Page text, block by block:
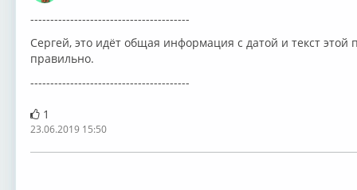
----------------------------------------
Сергей, это идёт общая информация с датой и текст этой
правильно.
----------------------------------------
1
23.06.2019 15:50